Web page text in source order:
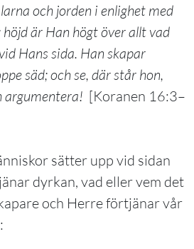
och jorden i enlighet med
är Han högt över allt vad
Hans sida. Han skapar
säd; och se, där står hon,
argumentera! [Koranen 16:3–
sätter upp vid sidan
dyrkan, vad eller vem det
och Herre förtjänar vår